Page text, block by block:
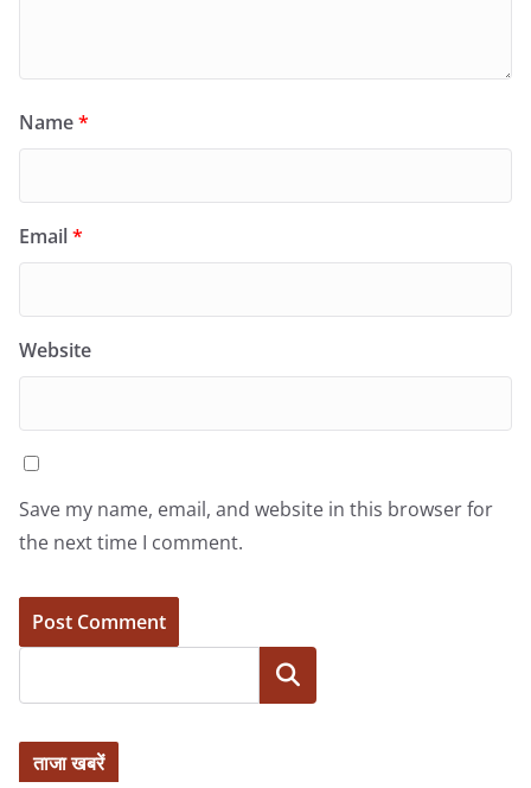
Name*
Email*
Website
Save my name, email, and website in this browser for
the next time I comment.
Search
ताजा खबरें